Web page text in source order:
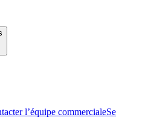
l’équipe commercialeSe